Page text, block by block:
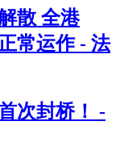
散 全港
常运作 - 法
次封桥！ -